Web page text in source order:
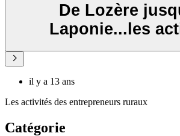
De Lozère
Laponie...les
il y a 13 ans
Les activités des entrepreneurs ruraux
Catégorie